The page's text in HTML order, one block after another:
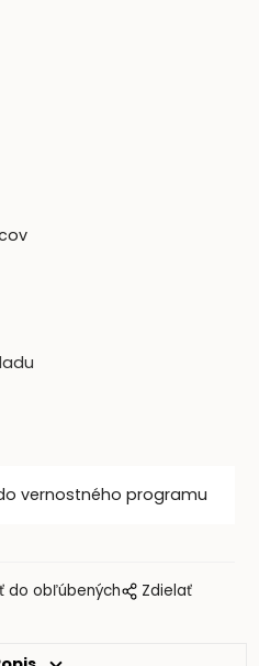
vernostného programu
do obľúbených Zdielať